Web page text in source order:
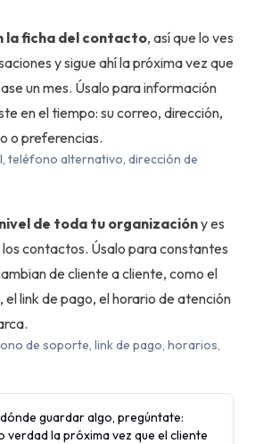
la ficha del contacto, así que lo ves
y sigue ahí la próxima vez que
un mes. Úsalo para información
en el tiempo: su correo, dirección,
o preferencias.
teléfono alternativo, dirección de
de toda tu organizacióny es
contactos. Úsalo para constantes
de cliente a cliente, como el
link de pago, el horario de atención
de soporte, link de pago, horarios,
guardar algo, pregúntate:
verdad la próxima vez que el cliente